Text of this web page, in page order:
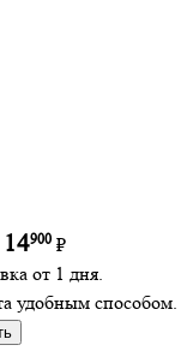
14900 ₽
от 1 дня.
удобным способом.